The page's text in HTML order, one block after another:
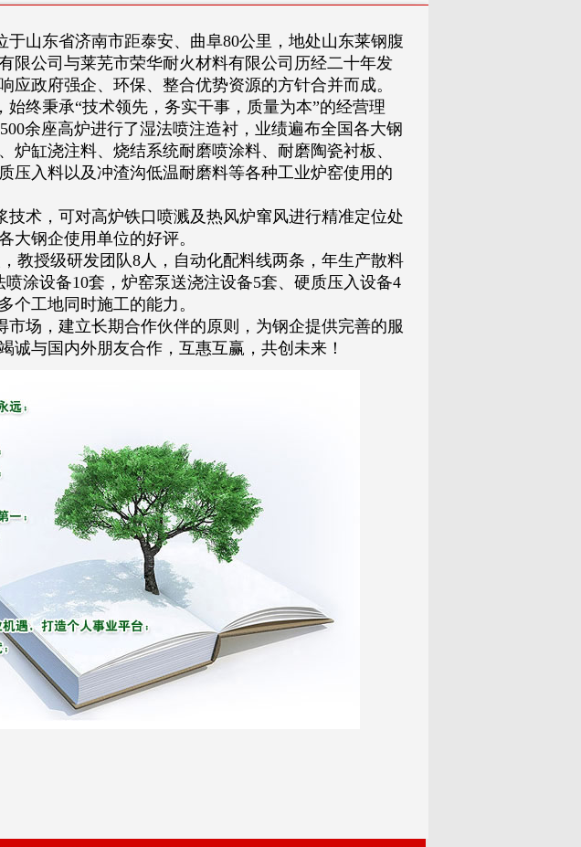
于山东省济南市距泰安、曲阜80公里，地处山东莱钢腹
限公司与莱芜市荣华耐火材料有限公司历经二十年发
应政府强企、环保、整合优势资源的方针合并而成。
终秉承“技术领先，务实干事，质量为本”的经营理
余座高炉进行了湿法喷注造衬，业绩遍布全国各大钢
炉缸浇注料、烧结系统耐磨喷涂料、耐磨陶瓷衬板、
压入料以及冲渣沟低温耐磨料等各种工业炉窑使用的
术，可对高炉铁口喷溅及热风炉窜风进行精准定位处
大钢企使用单位的好评。
授级研发团队8人，自动化配料线两条，年生产散料
涂设备10套，炉窑泵送浇注设备5套、硬质压入设备4
个工地同时施工的能力。
场，建立长期合作伙伴的原则，为钢企提供完善的服
诚与国内外朋友合作，互惠互赢，共创未来！